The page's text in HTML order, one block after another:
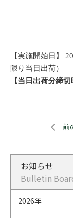
【実施開始日】
限り当日出荷）
【当日出荷分締
前
お知らせ
Bulletin
2026年